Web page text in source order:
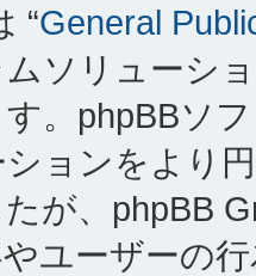
“General
ソリューシ
。phpBBソ
ョンをより
が、phpBB
ユーザーの